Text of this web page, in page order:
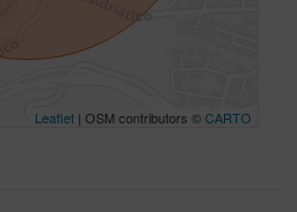
Leaflet| OSM contributors ©CARTO